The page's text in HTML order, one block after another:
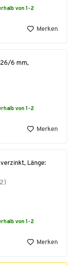
von 1-2
Merken
26/6 mm,
von 1-2
Merken
Länge:
von 1-2
Merken